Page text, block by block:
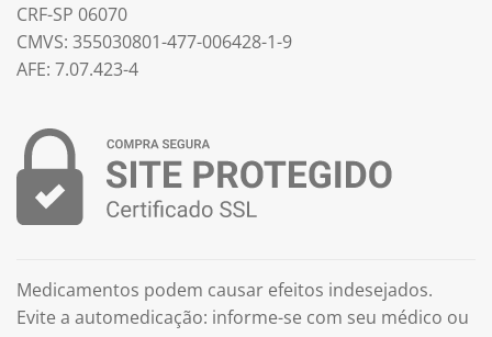
CRF-SP 06070
CMVS: 355030801-477-006428-1-9
AFE: 7.07.423-4
Medicamentos podem causar efeitos indesejados.
Evite a automedicação: informe-se com seu médico ou